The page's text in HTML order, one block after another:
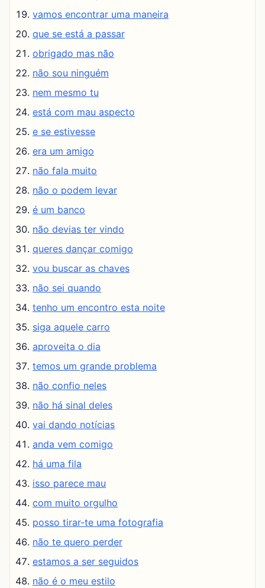
vamos encontrar uma maneira
que se está a passar
obrigado mas não
não sou ninguém
nem mesmo tu
está com mau aspecto
e se estivesse
era um amigo
não fala muito
não o podem levar
é um banco
não devias ter vindo
queres dançar comigo
vou buscar as chaves
não sei quando
tenho um encontro esta noite
siga aquele carro
aproveita o dia
temos um grande problema
não confio neles
não há sinal deles
vai dando notícias
anda vem comigo
há uma fila
isso parece mau
com muito orgulho
posso tirar-te uma fotografia
não te quero perder
estamos a ser seguidos
não é o meu estilo